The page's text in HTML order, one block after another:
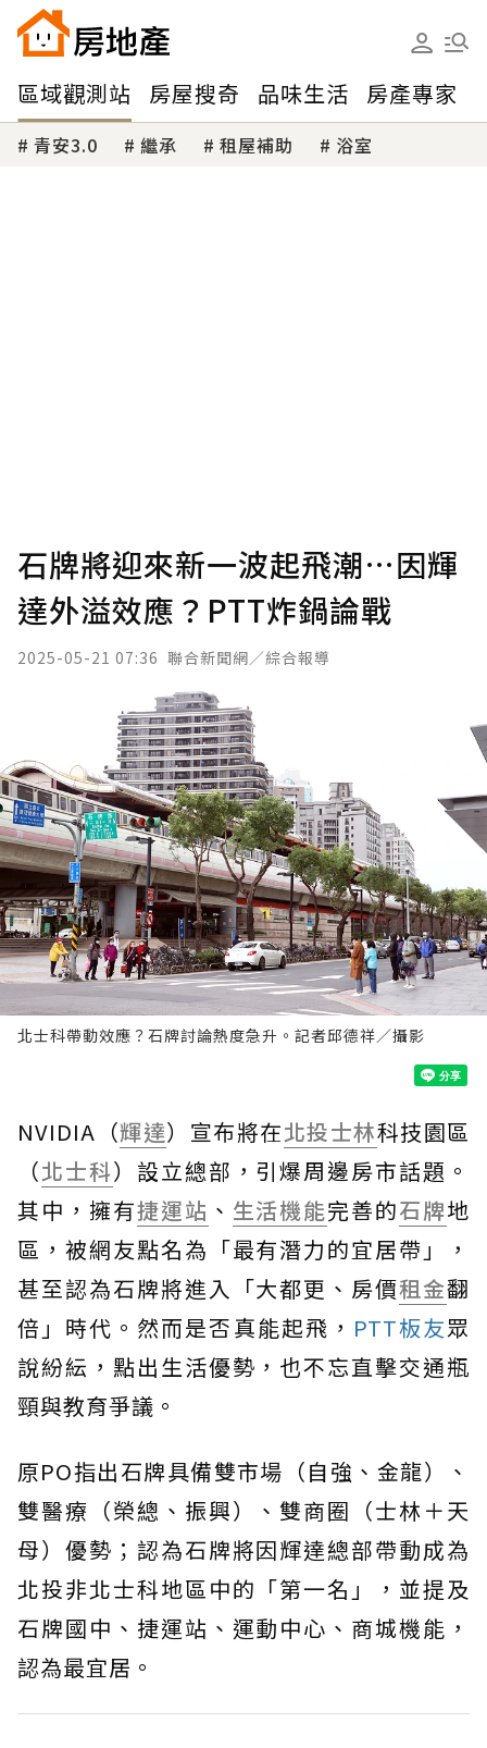
區域觀測站 房屋搜奇 品味生活 房產專家
青安3.0 繼承 租屋補助 浴室
石牌將迎來新一波起飛潮…因輝
達外溢效應？PTT炸鍋論戰
2025-05-21 07:36 聯合新聞網／綜合報導
北士科帶動效應？石牌討論熱度急升。記者邱德祥／攝影
NVIDIA（輝達）宣布將在北投士林科技園區
（北士科）設立總部，引爆周邊房市話題。
其中，擁有捷運站 、 生活機能完善的石牌地
區，被網友點名為「最有潛力的宜居帶」，
甚至認為石牌將進入「大都更、房價租金翻
倍」時代。然而是否真能起飛， PTT板友眾
說紛紜，點出生活優勢，也不忘直擊交通瓶
頸與教育爭議。
原PO指出石牌具備雙市場（自強、金龍）、
雙醫療（榮總、振興）、雙商圈（士林＋天
母）優勢；認為石牌將因輝達總部帶動成為
北投非北士科地區中的「第一名」，並提及
石牌國中、捷運站、運動中心、商城機能，
認為最宜居。